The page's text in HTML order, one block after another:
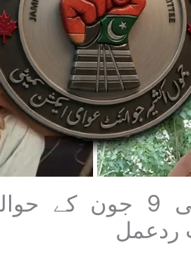
ایکشن کمیٹی کی 9
ردعمل